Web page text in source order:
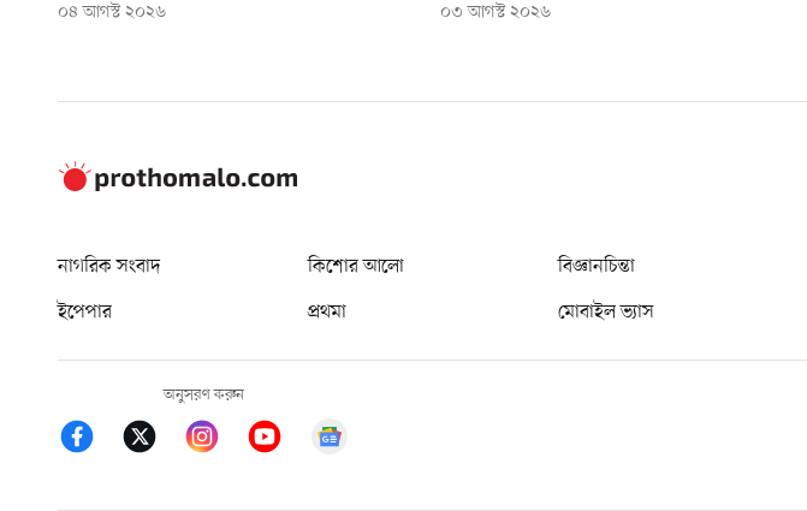
০৪ আগস্ট ২০২৬ ০৩ আগস্ট ২০২৬
নাগরিক সংবাদ কিশোর আলো বিজ্ঞানচিন্তা
ইপেপার
প্রথমা মোবাইল ভ্যাস
অনুসরণ করুন